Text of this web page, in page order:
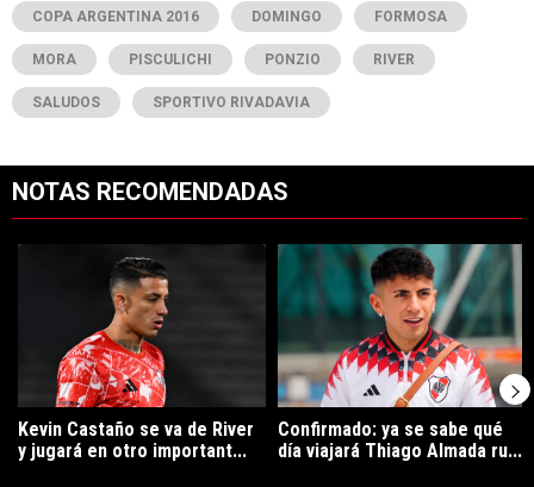
COPA ARGENTINA 2016 DOMINGO FORMOSA
MORA PISCULICHI PONZIO RIVER
SALUDOS SPORTIVO RIVADAVIA
NOTAS RECOMENDADAS
Un artículo de tendencia con el título "Kevin Castaño se va de
Kevin Castaño se va de River
y jugará en otro important...
Un artículo de tendencia con el
Confirmado: ya se sabe qué
día viajará Thiago Almada ru...